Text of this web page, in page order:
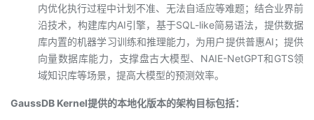
内优化执行过程中计划不准、无法自适应等难题；结合业界前
沿技术，构建库内AI引擎，基于SQL-like简易语法，提供数据
库内置的机器学习训练和推理能力，为用户提供普惠AI；提供
向量数据库能力，支撑盘古大模型、NAIE-NetGPT和GTS领
域知识库等场景，提高大模型的预测效率。
GaussDB Kernel提供的本地化版本的架构目标包括：